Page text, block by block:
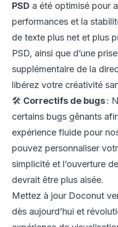
PSD a été optimisé pour
performances et la
de texte plus net et plus
PSD, ainsi que d’une
supplémentaire de la
libérez votre créativité
🛠️ Correctifs de bugs:
certains bugs gênants
expérience fluide pour
pouvez personnaliser
simplicité et l’ouverture
devrait être plus aisée.
Mettez à jour Doconut
dès aujourd’hui et